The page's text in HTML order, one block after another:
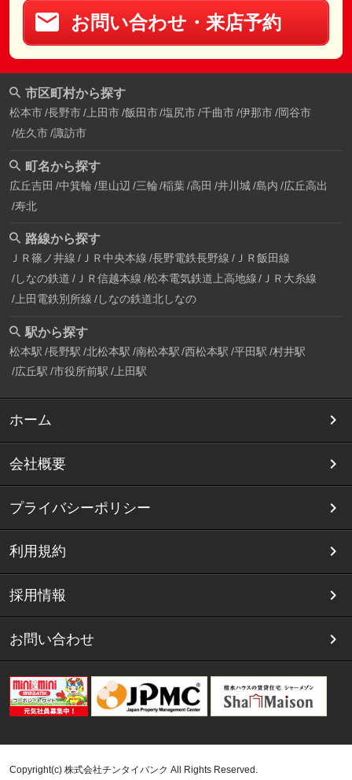
お問い合わせ・来店予約
市区町村から探す
松本市 長野市 上田市 飯田市 塩尻市 千曲市 伊那市 岡谷市
佐久市 諏訪市
町名から探す
広丘吉田 中箕輪 里山辺 三輪 稲葉 高田 井川城 島内 広丘高出
寿北
路線から探す
ＪＲ篠ノ井線 ＪＲ中央本線 長野電鉄長野線 ＪＲ飯田線
しなの鉄道 ＪＲ信越本線 松本電気鉄道上高地線
ＪＲ大糸線
上田電鉄別所線 しなの鉄道北しなの
駅から探す
松本駅 長野駅 北松本駅 南松本駅 西松本駅 平田駅 村井駅
広丘駅 市役所前駅 上田駅
ホーム
会社概要
プライバシーポリシー
利用規約
採用情報
お問い合わせ
Copyright(c) 株式会社チンタイバンク All Rights Reserved.